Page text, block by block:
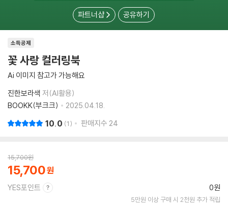
파트너샵 공유하기
소득공제
꽃 사랑 컬러링북
Ai 이미지 참고가 가능해요
진한보라색 저(AI활용)
BOOKK(부크크)
2025.04.18.
10.0 1 판매지수 24
15,700원
15,700
YES포인트 0원
5만원 이상 구매 시 2천원 추가 적립